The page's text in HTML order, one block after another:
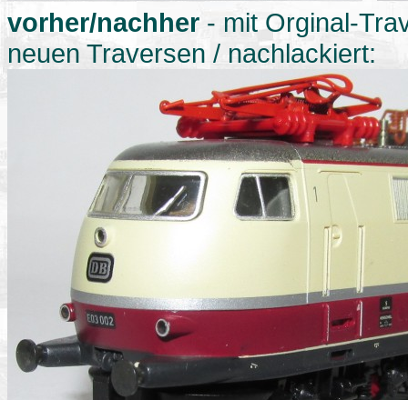
vorher/nachher - mit Orginal-
neuen Traversen / nachlackiert: